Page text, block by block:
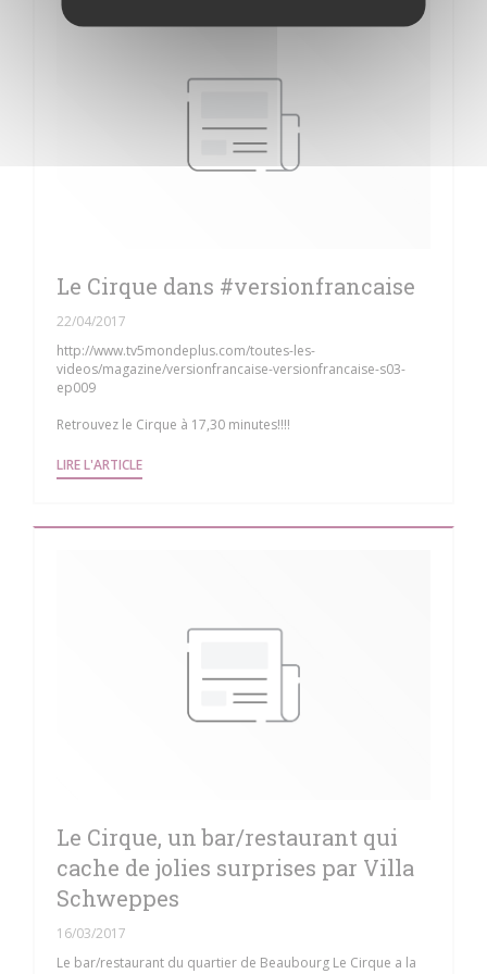
Le Cirque dans #versionfrancaise
22/04/2017
http://www.tv5mondeplus.com/toutes-les-
videos/magazine/versionfrancaise-versionfrancaise-s03-
ep009
Retrouvez le Cirque à 17,30 minutes!!!!
LIRE L'ARTICLE((OUVRE UNE NOUVELLE FENÊTRE))
Le Cirque, un bar/restaurant qui
cache de jolies surprises par Villa
Schweppes
16/03/2017
Le bar/restaurant du quartier de Beaubourg Le Cirque a la